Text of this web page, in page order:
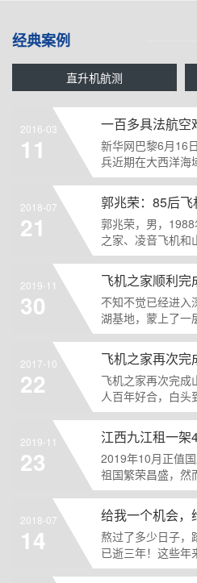
经典案例
直升机航测
2016-03
11
一百多具法航空
新华网巴黎6月16
兵近期在大西洋海
失事客机遇难......
2018-07
21
郭兆荣，男，
之家、凌音飞机和
年拿大学学......
2019-11
30
飞机之家顺利
不知不觉已经进入
湖基地，蒙上了一
览馆前摆放着两辆
2017-10
22
飞机之家再次完成
人百年好合，白头
成山东潍坊首......
2019-11
23
江西九江租一
2019年10月正值
祖国繁荣昌盛，然
中婚礼庆典。......
2018-07
14
给我一个机会，
熬过了多少日子，
已逝三年！这些年